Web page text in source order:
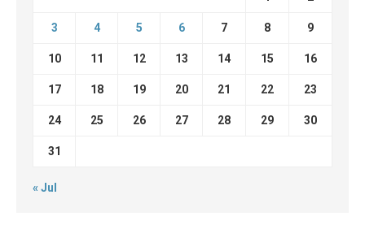
3 4 5 6 7 8 9
10 11 12 13 14 15 16
17 18 19 20 21 22 23
24 25 26 27 28 29 30
31
« Jul